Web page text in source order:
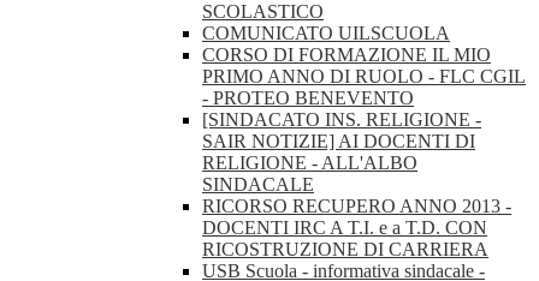
SCOLASTICO
COMUNICATO UILSCUOLA
CORSO DI FORMAZIONE IL MIO
PRIMO ANNO DI RUOLO - FLC CGIL
- PROTEO BENEVENTO
[SINDACATO INS. RELIGIONE -
SAIR NOTIZIE] AI DOCENTI DI
RELIGIONE - ALL'ALBO
SINDACALE
RICORSO RECUPERO ANNO 2013 -
DOCENTI IRC A T.I. e a T.D. CON
RICOSTRUZIONE DI CARRIERA
USB Scuola - informativa sindacale -